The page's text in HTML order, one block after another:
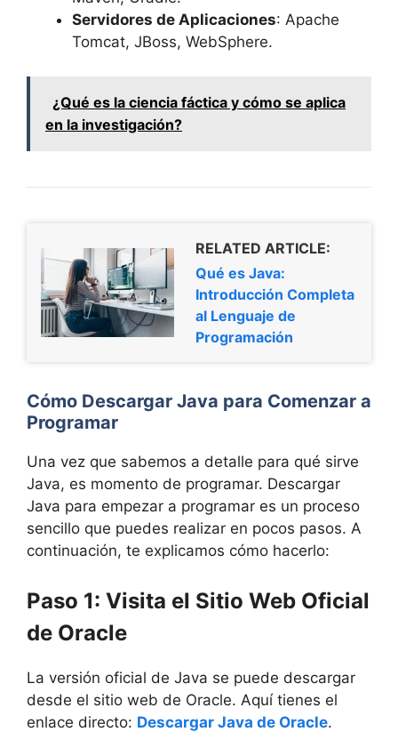
Servidores de Aplicaciones: Apache
Tomcat, JBoss, WebSphere.
¿Qué es la ciencia fáctica y cómo se aplica
en la investigación?
RELATED ARTICLE:
Qué es Java:
Introducción Completa
al Lenguaje de
Programación
Cómo Descargar Java para Comenzar a
Programar
Una vez que sabemos a detalle para qué sirve
Java, es momento de programar. Descargar
Java para empezar a programar es un proceso
sencillo que puedes realizar en pocos pasos. A
continuación, te explicamos cómo hacerlo:
Paso 1: Visita el Sitio Web Oficial
de Oracle
La versión oficial de Java se puede descargar
desde el sitio web de Oracle. Aquí tienes el
enlace directo: Descargar Java de Oracle.